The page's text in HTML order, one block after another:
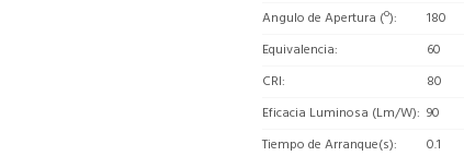
Angulo de Apertura (º)
180
Equivalencia
60
CRI
80
Eficacia Luminosa (Lm/W) 90
Tiempo de Arranque(s)
0.1